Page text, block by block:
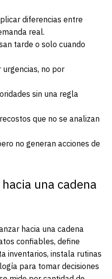
diferencias entre
real.
tarde o solo cuando
no por
sin una regla
que no se analizan
no generan acciones de
una cadena
hacia una cadena
confiables, define
inventarios, instala rutinas
para tomar decisiones